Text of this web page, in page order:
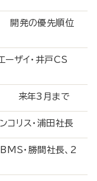
開発の優先順位
ザイ・井戸CS
始 来年3月まで
リス・浦田社長
・勝間社長、2